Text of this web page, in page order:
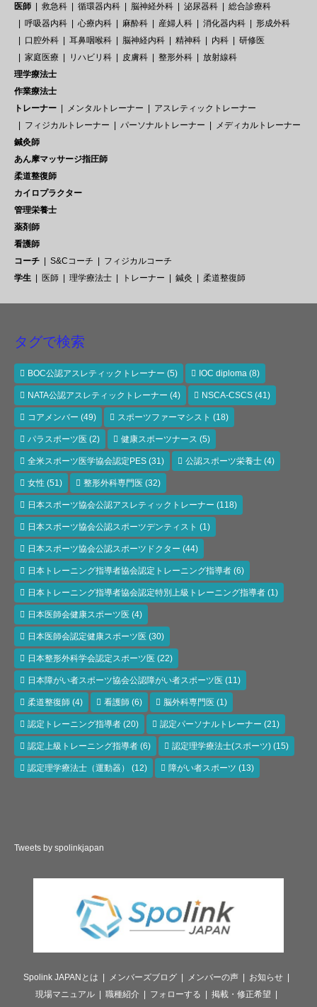
医師
救急科 循環器内科 脳神経外科 泌尿器科
総合診療科
呼吸器内科
心療内科 麻酔科 産婦人科 消化器内科
形成外科
口腔外科
耳鼻咽喉科 脳神経内科 精神科 内科
研修医
家庭医療
リハビリ科 皮膚科 整形外科
放射線科
理学療法士
作業療法士
トレーナー
メンタルトレーナー
アスレティックトレーナー
フィジカルトレーナー
パーソナルトレーナー
メディカルトレーナー
鍼灸師
あん摩マッサージ指圧師
柔道整復師
カイロプラクター
管理栄養士
薬剤師
看護師
コーチ
S&Cコーチ
フィジカルコーチ
学生
医師 理学療法士 トレーナー 鍼灸 柔道整復師
タグで検索
BOC公認アスレティックトレーナー (5) IOC diploma (8)
NATA公認アスレティックトレーナー (4) NSCA-CSCS (41)
コアメンバー (49) スポーツファーマシスト (18)
パラスポーツ医 (2) 健康スポーツナース (5)
全米スポーツ医学協会認定PES (31) 公認スポーツ栄養士 (4)
女性 (51) 整形外科専門医 (32)
日本スポーツ協会公認アスレティックトレーナー (118)
日本スポーツ協会公認スポーツデンティスト (1)
日本スポーツ協会公認スポーツドクター (44)
日本トレーニング指導者協会認定トレーニング指導者 (6)
日本トレーニング指導者協会認定特別上級トレーニング指導者 (1)
日本医師会健康スポーツ医 (4)
日本医師会認定健康スポーツ医 (30)
日本整形外科学会認定スポーツ医 (22)
日本障がい者スポーツ協会公認障がい者スポーツ医 (11)
柔道整復師 (4) 看護師 (6) 脳外科専門医 (1)
認定トレーニング指導者 (20) 認定パーソナルトレーナー (21)
認定上級トレーニング指導者 (6) 認定理学療法士(スポーツ) (15)
認定理学療法士（運動器） (12) 障がい者スポーツ (13)
Tweets by spolinkjapan
Spolink JAPANとは メンバーズブログ メンバーの声
お知らせ
現場マニュアル
職種紹介 フォローする
掲載・修正希望